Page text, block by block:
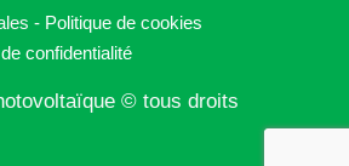
- Politique de cookies
confidentialité
© tous droits